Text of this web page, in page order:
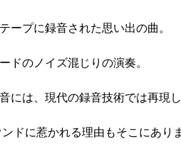
ープに録音された思い出の曲。
ドのノイズ混じりの演奏。
には、現代の録音技術では再現
ドに惹かれる理由もそこにあり